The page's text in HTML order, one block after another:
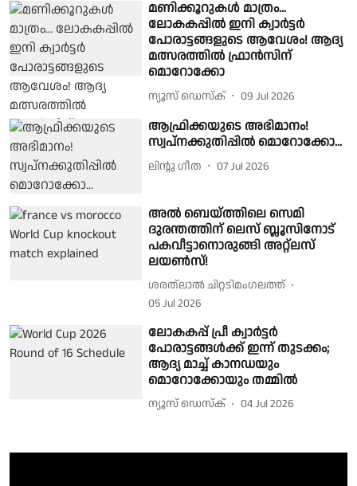
മണിക്കൂറുകൾ മാത്രം...
ലോകകപ്പിൽ ഇനി ക്വാർട്ടർ
പോരാട്ടങ്ങളുടെ ആവേശം! ആദ്യ
മത്സരത്തിൽ ഫ്രാൻസിന്
മൊറോക്കോ
ന്യൂസ് ഡെസ്ക് 09 Jul 2026
ആഫ്രിക്കയുടെ അഭിമാനം!
സ്വപ്നക്കുതിപ്പിൽ മൊറോക്കോ...
ലിൻ്റു ഗീത 07 Jul 2026
അൽ ബെയ്ത്തിലെ സെമി
ദുരന്തത്തിന് ലെസ് ബ്ലൂസിനോട്
പകവീട്ടാനൊരുങ്ങി അറ്റ്‌ലസ്
ലയൺസ്!
ശരത്‌ലാൽ ചിറ്റടിമംഗലത്ത്
05 Jul 2026
ലോകകപ്പ് പ്രീ ക്വാർട്ടർ
പോരാട്ടങ്ങൾക്ക് ഇന്ന് തുടക്കം;
ആദ്യ മാച്ച് കാനഡയും
മൊറോക്കോയും തമ്മിൽ
ന്യൂസ് ഡെസ്ക് 04 Jul 2026